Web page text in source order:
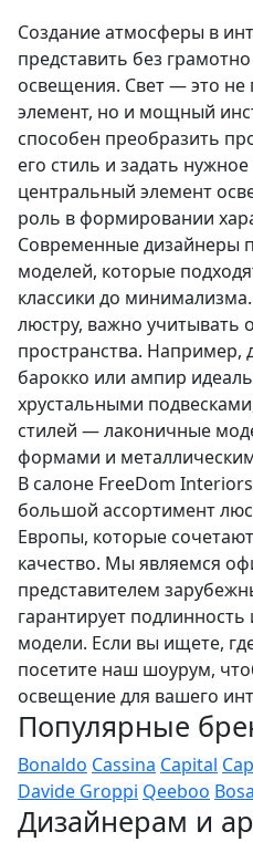
Создание атмосферы в
представить без
освещения. Свет — это
элемент, но и мощный
способен преобразить
его стиль и задать
центральный элемент
роль в формировании
Современные дизайнеры
моделей, которые
классики до
люстру, важно учитывать
пространства. Например,
барокко или ампир
хрустальными
стилей — лаконичные
формами и
В салоне FreeDom
большой ассортимент
Европы, которые
качество. Мы являемся
представителем
гарантирует
модели. Если вы ищете,
посетите наш шоурум,
освещение для вашего
Популярные
Bonaldo Cassina Capital
Davide Groppi Qeeboo Bosa
Дизайнерам и